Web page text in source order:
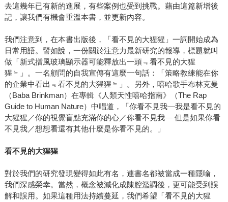
去這幾年已有新的進展，有些案例也受到挑戰。藉由這篇新增後
記，讓我們有機會重溫本書，並更新內容。
我們注意到，在本書出版後，「看不見的大猩猩」一詞開始成為
日常用語。譬如說，一份關於注意力最新研究的報導，標題就叫
做「新式擋風玻璃顯示器可能釋放出一頭﹃看不見的大猩
猩﹄」。一名顧問的自我宣傳有這麼一句話：「策略教練能在你
的企業中看出﹃看不見的大猩猩﹄」。另外，嘻哈歌手布林克曼
（Baba Brinkman）在專輯《人類天性嘻哈指南》（The Rap
Guide to Human Nature）中唱道，「你看不見我―我是看不見的
大猩猩／你的視覺盲點充滿你的心／你看不見我― 但是如果你看
不見我／想想看還有其他什麼是你看不見的。」
看不見的大猩猩
對於我們的研究發現變得如此有名，連書名都被當成一種隱喻，
我們深感榮幸。當然，概念被減化成陳腔濫調後，更可能受到誤
解和誤用。如果這種用法持續蔓延，我們希望「看不見的大猩